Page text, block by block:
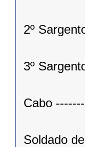
2º
3º
Cabo
Soldado